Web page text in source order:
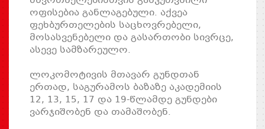
ოფისებია განლაგებული. აქვეა
ფეხბურთელების საცხოვრებელი,
მოსასვენებელი და გასართობი სივრცე,
ასევე სამზარეულო.
ლოკომოტივის მთავარ გუნდთან
ერთად, საგურამოს ბაზაზე აკადემიის
12, 13, 15, 17 და 19-წლამდე გუნდები
ვარჯიშობენ და თამაშობენ.